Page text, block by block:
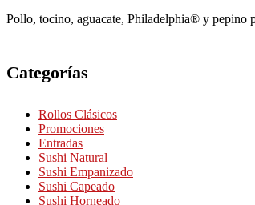
Pollo, tocino, aguacate, Philadelphia® y pepino
Categorías
Rollos Clásicos
Promociones
Entradas
Sushi Natural
Sushi Empanizado
Sushi Capeado
Sushi Horneado